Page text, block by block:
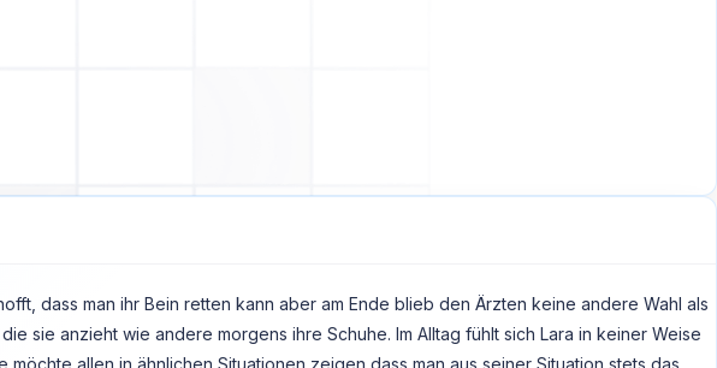
dass man ihr Bein retten kann aber am Ende blieb den Ärzten keine andere Wahl als
sie anzieht wie andere morgens ihre Schuhe. Im Alltag fühlt sich Lara in keiner Weise